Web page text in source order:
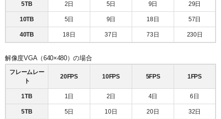
5TB 2日 5日 9日 29日
10TB 5日 9日 18日 57日
40TB 18日 37日 73日 230日
解像度VGA（640×480）の場合
フレームレー
ト
20FPS 10FPS 5FPS 1FPS
1TB 1日 2日 4日 6日
5TB 5日 10日 20日 32日